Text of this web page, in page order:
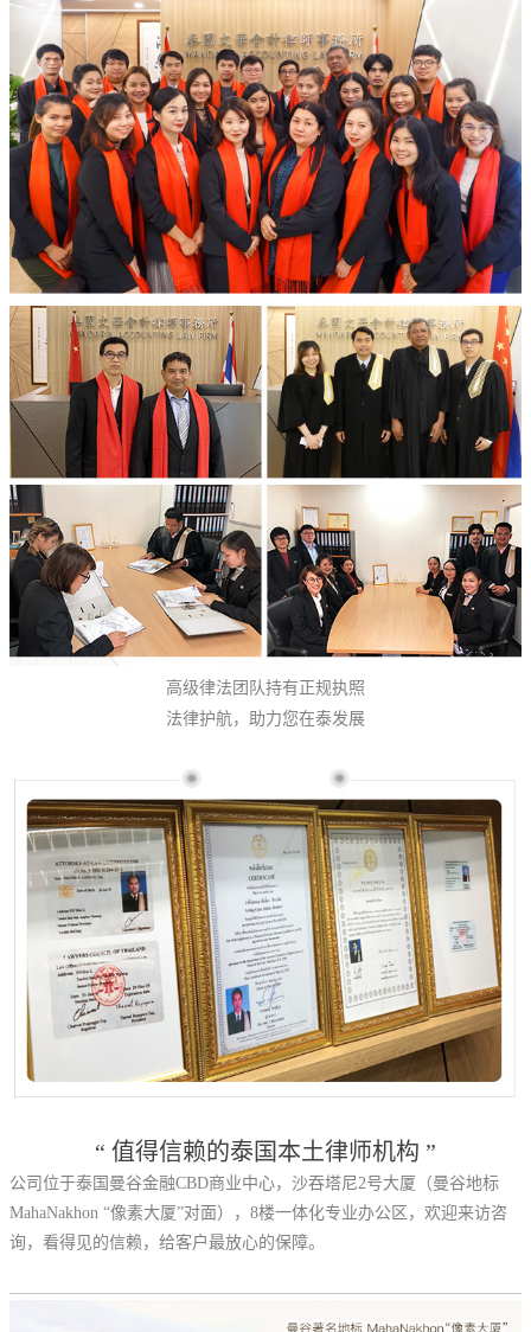
高级律法团队持有正规执照
法律护航，助力您在泰发展
“ 值得信赖的泰国本土律师机构 ”
公司位于泰国曼谷金融CBD商业中心，沙吞塔尼2号大厦（曼谷地标
MahaNakhon “像素大厦”对面），8楼一体化专业办公区，欢迎来访咨
询，看得见的信赖，给客户最放心的保障。